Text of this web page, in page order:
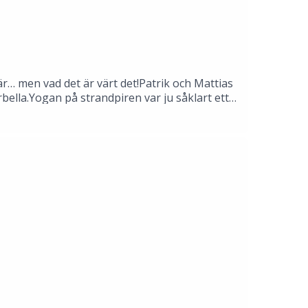
men vad det är värt det!Patrik och Mattias
på strandpiren var ju såklart ett
som man kan vara sig själv med
det händer inte varje dag!Mattias gör
hur det är i ett fartfyllt liv som längtar
måste sitta på rad 1 på flygplan!Med: